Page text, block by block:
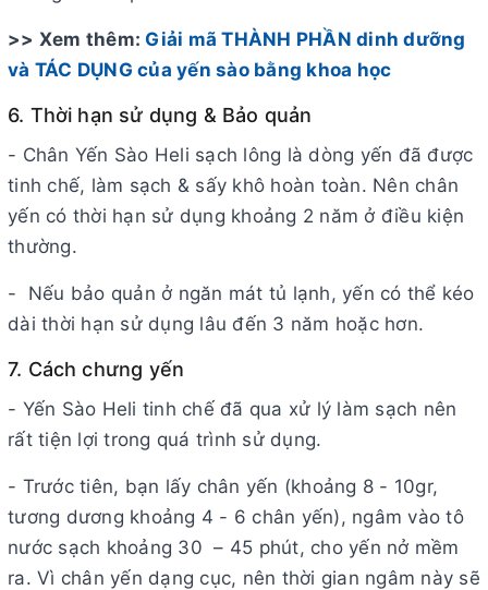
>> Xem thêm:Giải mã THÀNH PHẦN dinh dưỡng
và TÁC DỤNG của yến sào bằng khoa học
6. Thời hạn sử dụng & Bảo quản
- Chân Yến Sào Heli sạch lông là dòng yến đã được
tinh chế, làm sạch & sấy khô hoàn toàn. Nên chân
yến có thời hạn sử dụng khoảng 2 năm ở điều kiện
thường.
- Nếu bảo quản ở ngăn mát tủ lạnh, yến có thể kéo
dài thời hạn sử dụng lâu đến 3 năm hoặc hơn.
7. Cách chưng yến
- Yến Sào Heli tinh chế đã qua xử lý làm sạch nên
rất tiện lợi trong quá trình sử dụng.
- Trước tiên, bạn lấy chân yến (khoảng 8 - 10gr,
tương dương khoảng 4 - 6 chân yến), ngâm vào tô
nước sạch khoảng 30 – 45 phút, cho yến nở mềm
ra. Vì chân yến dạng cục, nên thời gian ngâm này sẽ